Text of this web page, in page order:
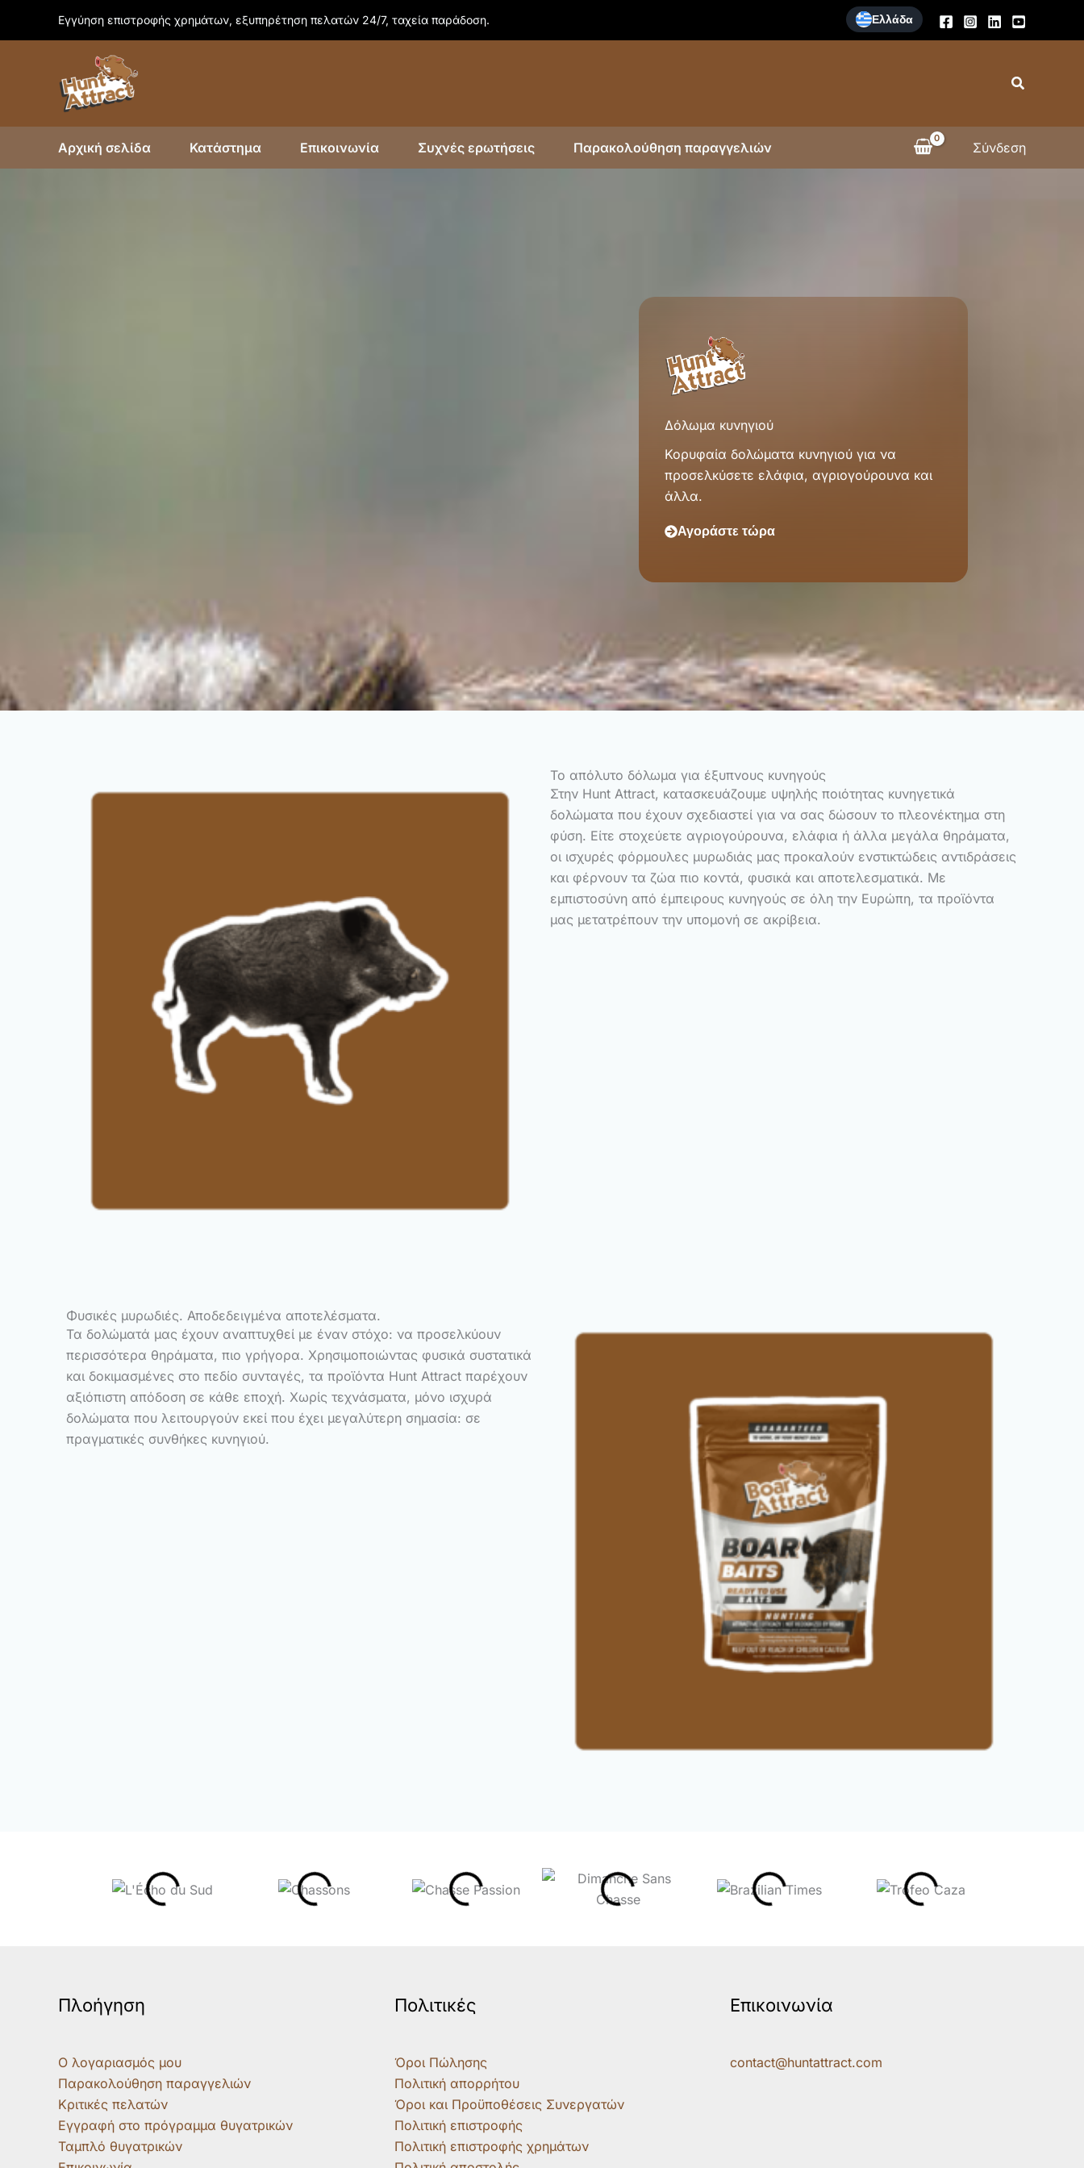
Εγγύηση επιστροφής χρημάτων, εξυπηρέτηση πελατών 24/7, ταχεία παράδοση. Ελλάδα
Search
Αρχική σελίδα Κατάστημα Επικοινωνία Συχνές ερωτήσεις Παρακολούθηση παραγγελιών Σύνδεση
Δόλωμα κυνηγιού
Κορυφαία δολώματα κυνηγιού για να
προσελκύσετε ελάφια, αγριογούρουνα και
άλλα.
Αγοράστε τώρα
Το απόλυτο δόλωμα για έξυπνους κυνηγούς
Στην Hunt Attract, κατασκευάζουμε υψηλής ποιότητας κυνηγετικά
δολώματα που έχουν σχεδιαστεί για να σας δώσουν το πλεονέκτημα στη
φύση. Είτε στοχεύετε αγριογούρουνα, ελάφια ή άλλα μεγάλα θηράματα,
οι ισχυρές φόρμουλες μυρωδιάς μας προκαλούν ενστικτώδεις αντιδράσεις
και φέρνουν τα ζώα πιο κοντά, φυσικά και αποτελεσματικά. Με
εμπιστοσύνη από έμπειρους κυνηγούς σε όλη την Ευρώπη, τα προϊόντα
μας μετατρέπουν την υπομονή σε ακρίβεια.
Φυσικές μυρωδιές. Αποδεδειγμένα αποτελέσματα.
Τα δολώματά μας έχουν αναπτυχθεί με έναν στόχο: να προσελκύουν
περισσότερα θηράματα, πιο γρήγορα. Χρησιμοποιώντας φυσικά συστατικά
και δοκιμασμένες στο πεδίο συνταγές, τα προϊόντα Hunt Attract παρέχουν
αξιόπιστη απόδοση σε κάθε εποχή. Χωρίς τεχνάσματα, μόνο ισχυρά
δολώματα που λειτουργούν εκεί που έχει μεγαλύτερη σημασία: σε
πραγματικές συνθήκες κυνηγιού.
Πλοήγηση
Ο λογαριασμός μου
Παρακολούθηση παραγγελιών
Κριτικές πελατών
Εγγραφή στο πρόγραμμα θυγατρικών
Ταμπλό θυγατρικών
Πολιτικές
Όροι Πώλησης
Πολιτική απορρήτου
Όροι και Προϋποθέσεις Συνεργατών
Πολιτική επιστροφής
Πολιτική επιστροφής χρημάτων
Επικοινωνία
contact@huntattract.com